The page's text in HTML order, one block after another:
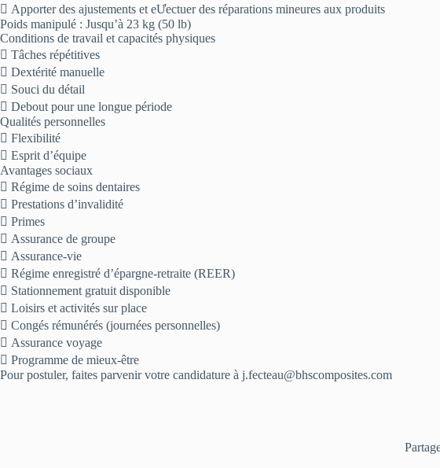
 Apporter des ajustements et eƯectuer des réparations mineures aux produits
Poids manipulé : Jusqu’à 23 kg (50 lb)
Conditions de travail et capacités physiques
 Tâches répétitives
 Dextérité manuelle
 Souci du détail
 Debout pour une longue période
Qualités personnelles
 Flexibilité
 Esprit d’équipe
Avantages sociaux
 Régime de soins dentaires
 Prestations d’invalidité
 Primes
 Assurance de groupe
 Assurance-vie
 Régime enregistré d’épargne-retraite (REER)
 Stationnement gratuit disponible
 Loisirs et activités sur place
 Congés rémunérés (journées personnelles)
 Assurance voyage
 Programme de mieux-être
Pour postuler, faites parvenir votre candidature à j.fecteau@bhscomposites.com